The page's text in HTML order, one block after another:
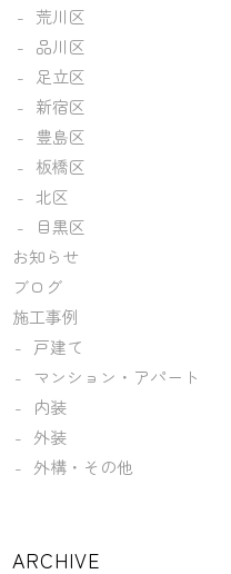
荒川区
品川区
足立区
新宿区
豊島区
板橋区
北区
目黒区
お知らせ
ブログ
施工事例
戸建て
マンション・アパート
内装
外装
外構・その他
ARCHIVE